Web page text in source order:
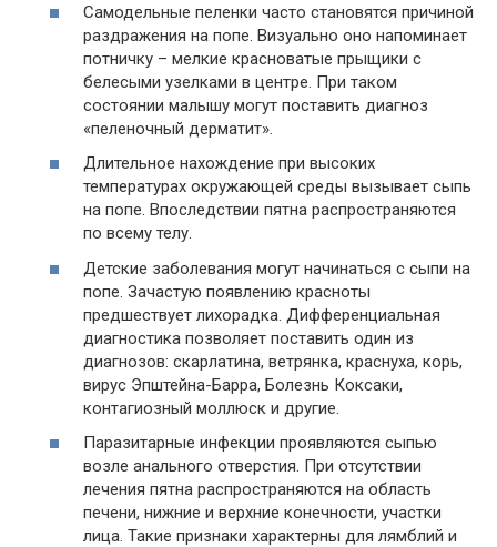
Самодельные пеленки часто становятся причиной
раздражения на попе. Визуально оно напоминает
потничку – мелкие красноватые прыщики с
белесыми узелками в центре. При таком
состоянии малышу могут поставить диагноз
«пеленочный дерматит».
Длительное нахождение при высоких
температурах окружающей среды вызывает сыпь
на попе. Впоследствии пятна распространяются
по всему телу.
Детские заболевания могут начинаться с сыпи на
попе. Зачастую появлению красноты
предшествует лихорадка. Дифференциальная
диагностика позволяет поставить один из
диагнозов: скарлатина, ветрянка, краснуха, корь,
вирус Эпштейна-Барра, Болезнь Коксаки,
контагиозный моллюск и другие.
Паразитарные инфекции проявляются сыпью
возле анального отверстия. При отсутствии
лечения пятна распространяются на область
печени, нижние и верхние конечности, участки
лица. Такие признаки характерны для лямблий и